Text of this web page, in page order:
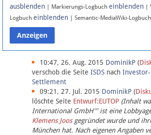
Anmelden
Datenschutz
Über Lobbypedia
Impressum
ausblenden | Markierungs-Logbuch einblenden |
Logbuch einblenden | Semantic-MediaWiki-Logbuch
10:47, 26. Aug. 2015 DominikP (
verschob die Seite ISDS nach
Settlement
09:21, 27. Jul. 2015 DominikP (
löschte Seite Entwurf:EUTOP (Inhalt
International GmbH''' ist eine
Klemens Joosgegründet wurde und
München hat. Nach eigenen Angaben